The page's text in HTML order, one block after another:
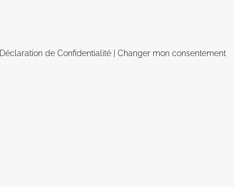
Déclaration de Confidentialité |Changer mon consentement